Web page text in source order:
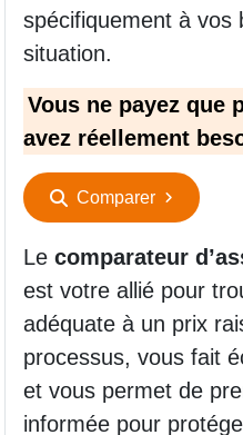
spécifiquement à vos
situation.
Vous ne payez que
avez réellement
Comparer
Le comparateur
est votre allié pour
adéquate à un prix
processus, vous fait
et vous permet de
informée pour